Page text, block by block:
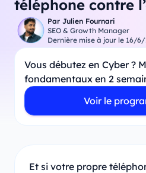
téléphone contre
Par Julien Fournari
SEO & Growth Manager
Dernière mise à jour le 16/6/
Vous débutez en Cyber ?
fondamentaux en 2
Voir le
Et si votre propre